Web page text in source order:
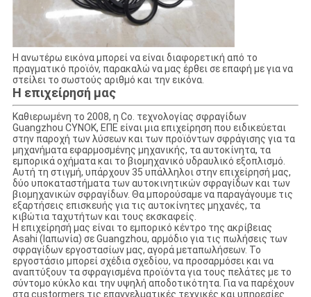
Η ανωτέρω εικόνα μπορεί να είναι διαφορετική από το
πραγματικό προϊόν, παρακαλώ να μας έρθει σε επαφή με για να
στείλει το σωστούς αριθμό και την εικόνα.
Η επιχείρησή μας
Καθιερωμένη το 2008, η Co. τεχνολογίας σφραγίδων
Guangzhou CYNOK, ΕΠΕ είναι μια επιχείρηση που ειδικεύεται
στην παροχή των λύσεων και των προϊόντων σφράγισης για τα
μηχανήματα εφαρμοσμένης μηχανικής, τα αυτοκίνητα, τα
εμπορικά οχήματα και το βιομηχανικό υδραυλικό εξοπλισμό.
Αυτή τη στιγμή, υπάρχουν 35 υπάλληλοι στην επιχείρησή μας,
δύο υποκαταστήματα των αυτοκινητικών σφραγίδων και των
βιομηχανικών σφραγίδων. Θα μπορούσαμε να παραγάγουμε τις
εξαρτήσεις επισκευής για τις αυτοκίνητες μηχανές, τα
κιβώτια ταχυτήτων και τους εκσκαφείς.
Η επιχείρησή μας είναι το εμπορικό κέντρο της ακρίβειας
Asahi (Ιαπωνία) σε Guangzhou, αρμόδιο για τις πωλήσεις των
σφραγίδων εργοστασίων μας, αγορά μεταπωλήσεων. Το
εργοστάσιο μπορεί σχέδια σχεδίου, να προσαρμόσει και να
αναπτύξουν τα σφραγισμένα προϊόντα για τους πελάτες με το
σύντομο κύκλο και την υψηλή αποδοτικότητα. Για να παρέχουν
στα custormers τις επαγγελματικές τεχνικές και υπηρεσίες